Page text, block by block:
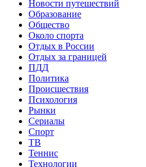
Новости путешествий
Образование
Общество
Около спорта
Отдых в России
Отдых за границей
ПДД
Политика
Происшествия
Психология
Рынки
Сериалы
Спорт
ТВ
Теннис
Технологии